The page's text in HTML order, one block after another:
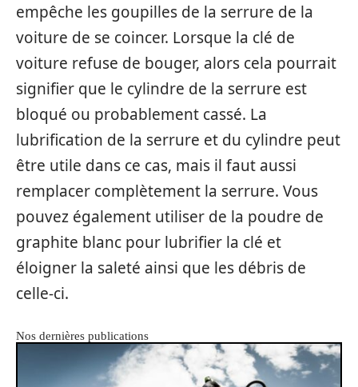
empêche les goupilles de la serrure de la
voiture de se coincer. Lorsque la clé de
voiture refuse de bouger, alors cela pourrait
signifier que le cylindre de la serrure est
bloqué ou probablement cassé. La
lubrification de la serrure et du cylindre peut
être utile dans ce cas, mais il faut aussi
remplacer complètement la serrure. Vous
pouvez également utiliser de la poudre de
graphite blanc pour lubrifier la clé et
éloigner la saleté ainsi que les débris de
celle-ci.
Nos dernières publications